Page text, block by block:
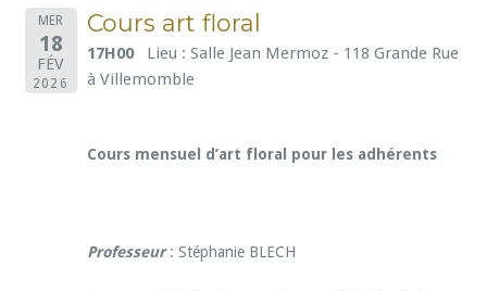
MER
18
FÉV
2026
Cours art floral
17H00
Lieu : Salle Jean Mermoz - 118 Grande Rue
à Villemomble
Cours mensuel d’art floral pour les adhérents
Professeur: Stéphanie BLECH